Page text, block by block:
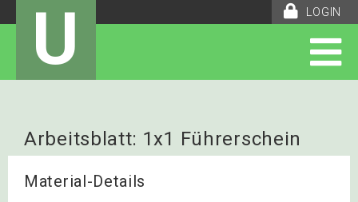
LOGIN
U
Arbeitsblatt: 1x1 Führerschein
Material-Details